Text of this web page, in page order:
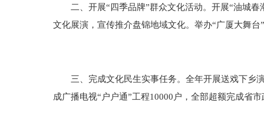
二、开展“四季品牌”群众文化活动。开展“油城春
文化展演，宣传推介盘锦地域文化。举办“广厦大舞
三、完成文化民生实事任务。全年开展送戏下乡演
成广播电视“户户通”工程10000户，全部超额完成省